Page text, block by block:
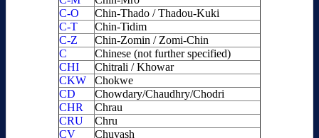
C-O
Chin-Thado / Thadou-Kuki
C-T
Chin-Tidim
C-Z
Chin-Zomin / Zomi-Chin
C
Chinese (not further specified)
CHI
Chitrali / Khowar
CKW
Chokwe
CD
Chowdary/Chaudhry/Chodri
CHR
Chrau
CRU
Chru
CV
Chuvash